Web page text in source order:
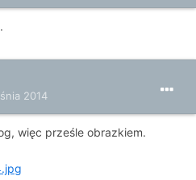
2014
więc prześle obrazkiem.